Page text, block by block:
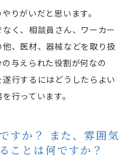
りがいだと思います。
く、相談員さん、ワーカー
、医材、器械などを取り扱
与えられた役割が何なの
行するにはどうしたらよい
行っています。
すか？ また、雰囲気
ことは何ですか？